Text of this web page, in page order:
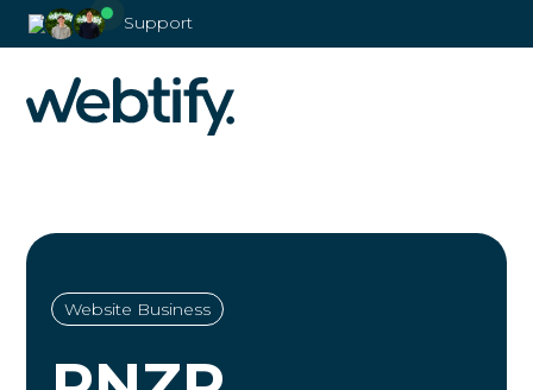
Support
Website Business